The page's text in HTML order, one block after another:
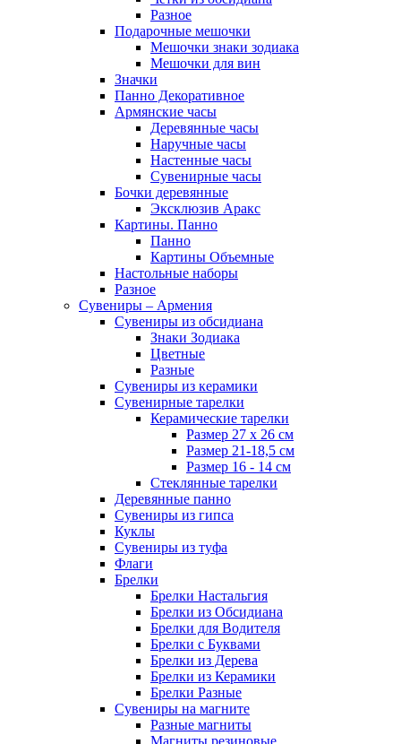
Разное
Подарочные мешочки
Мешочки знаки зодиака
Мешочки для вин
Значки
Панно Декоративное
Армянские часы
Деревянные часы
Наручные часы
Настенные часы
Сувенирные часы
Бочки деревянные
Эксклюзив Аракс
Картины. Панно
Панно
Картины Объемные
Настольные наборы
Разное
Сувениры – Армения
Сувениры из обсидиана
Знаки Зодиака
Цветные
Разные
Сувениры из керамики
Сувенирные тарелки
Керамические тарелки
Размер 27 х 26 см
Размер 21-18,5 см
Размер 16 - 14 см
Стеклянные тарелки
Деревянные панно
Сувениры из гипса
Куклы
Сувениры из туфа
Флаги
Брелки
Брелки Настальгия
Брелки из Обсидиана
Брелки для Водителя
Брелки с Буквами
Брелки из Дерева
Брелки из Керамики
Брелки Разные
Сувениры на магните
Разные магниты
Магниты резиновые